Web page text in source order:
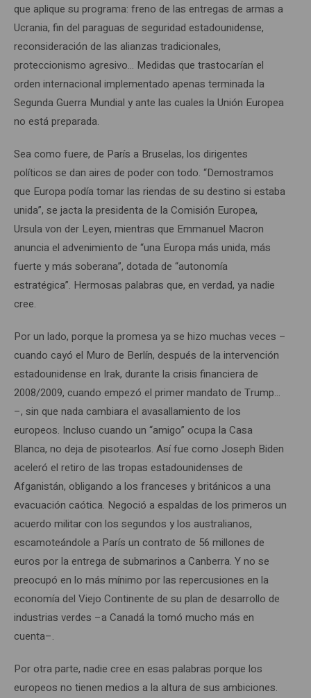
que aplique su programa: freno de las entregas de armas a
Ucrania, fin del paraguas de seguridad estadounidense,
reconsideración de las alianzas tradicionales,
proteccionismo agresivo… Medidas que trastocarían el
orden internacional implementado apenas terminada la
Segunda Guerra Mundial y ante las cuales la Unión Europea
no está preparada.
Sea como fuere, de París a Bruselas, los dirigentes
políticos se dan aires de poder con todo. “Demostramos
que Europa podía tomar las riendas de su destino si estaba
unida”, se jacta la presidenta de la Comisión Europea,
Ursula von der Leyen, mientras que Emmanuel Macron
anuncia el advenimiento de “una Europa más unida, más
fuerte y más soberana”, dotada de “autonomía
estratégica”. Hermosas palabras que, en verdad, ya nadie
cree.
Por un lado, porque la promesa ya se hizo muchas veces –
cuando cayó el Muro de Berlín, después de la intervención
estadounidense en Irak, durante la crisis financiera de
2008/2009, cuando empezó el primer mandato de Trump…
–, sin que nada cambiara el avasallamiento de los
europeos. Incluso cuando un “amigo” ocupa la Casa
Blanca, no deja de pisotearlos. Así fue como Joseph Biden
aceleró el retiro de las tropas estadounidenses de
Afganistán, obligando a los franceses y británicos a una
evacuación caótica. Negoció a espaldas de los primeros un
acuerdo militar con los segundos y los australianos,
escamoteándole a París un contrato de 56 millones de
euros por la entrega de submarinos a Canberra. Y no se
preocupó en lo más mínimo por las repercusiones en la
economía del Viejo Continente de su plan de desarrollo de
industrias verdes –a Canadá la tomó mucho más en
cuenta–.
Por otra parte, nadie cree en esas palabras porque los
europeos no tienen medios a la altura de sus ambiciones.